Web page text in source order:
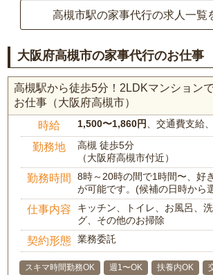
高槻市駅の家事代行の求人一覧
大阪府高槻市の家事代行のお仕事
高槻駅から徒歩5分！2LDKマンション
お仕事（大阪府高槻市）
時給 1,500〜1,860円 、交通費支給
勤務地
高槻 徒歩5分
（大阪府高槻市付近）
勤務時間
8時～20時の間で1時間〜、好
が可能です。(候補の日時から
仕事内容
キッチン、トイレ、お風呂、
グ、その他のお掃除
契約形態 業務委託
スキマ時間勤務OK 週1〜OK 扶養内OK